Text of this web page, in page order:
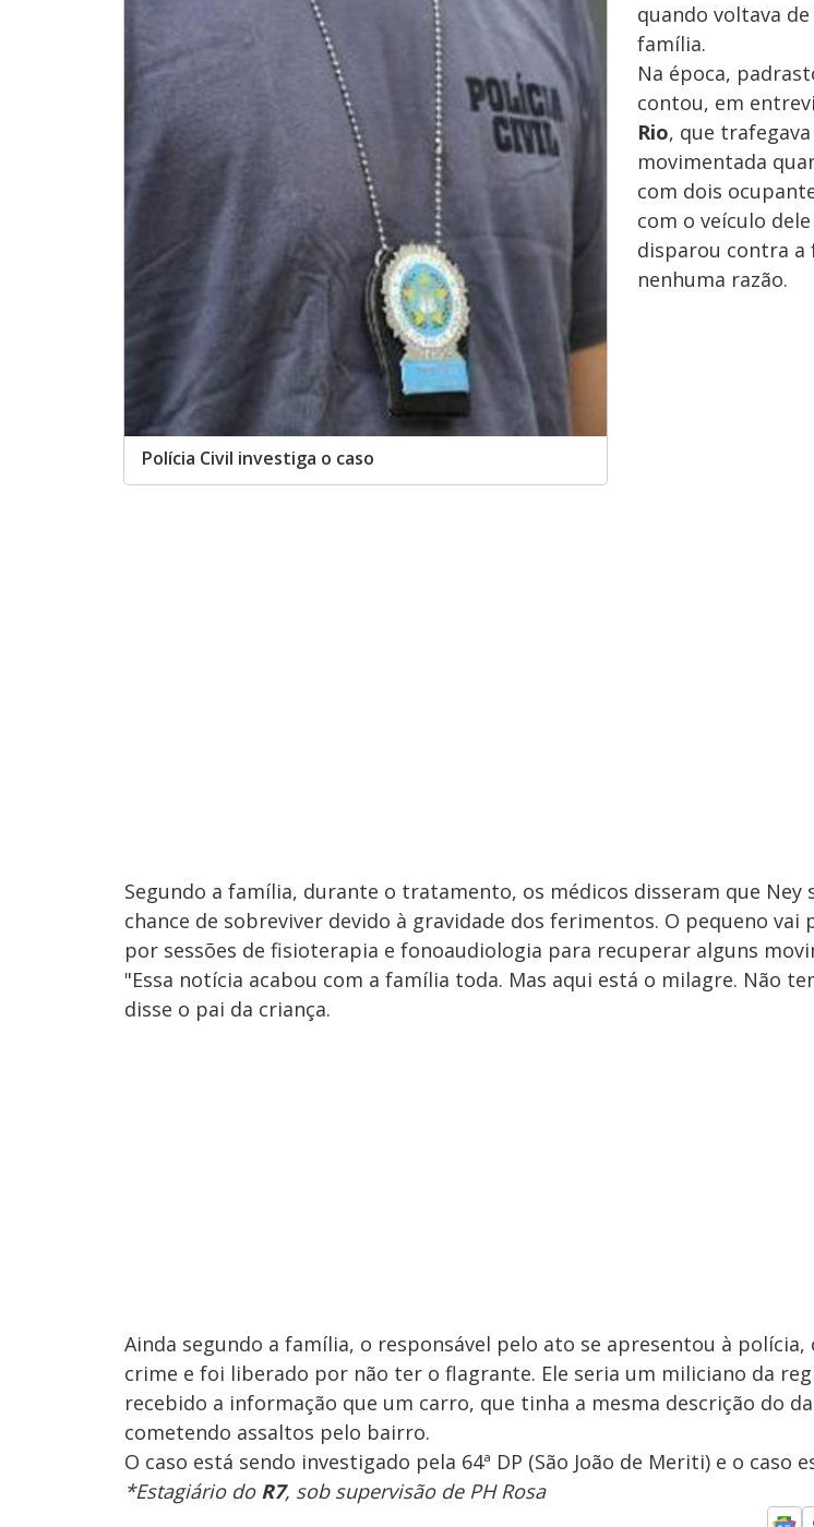
Polícia Civil investiga o caso
quando voltava
família.
Na época,
contou, em
Rio, que
movimentada
com dois
com o veículo
disparou contra a
nenhuma razão.
Segundo a família, durante o tratamento, os médicos disseram que Ney
chance de sobreviver devido à gravidade dos ferimentos. O pequeno vai
por sessões de fisioterapia e fonoaudiologia para recuperar alguns
"Essa notícia acabou com a família toda. Mas aqui está o milagre. Não
disse o pai da criança.
Ainda segundo a família, o responsável pelo ato se apresentou à polícia,
crime e foi liberado por não ter o flagrante. Ele seria um miliciano da
recebido a informação que um carro, que tinha a mesma descrição do
cometendo assaltos pelo bairro.
O caso está sendo investigado pela 64ª DP (São João de Meriti) e o caso
*Estagiário do R7, sob supervisão de PH Rosa